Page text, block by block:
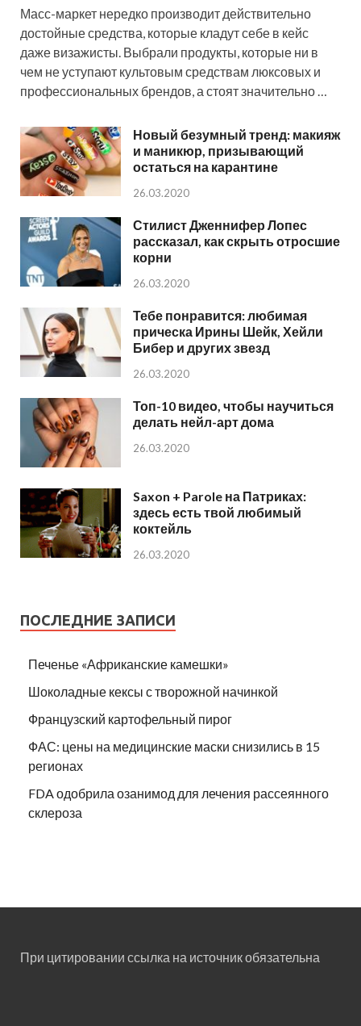
Масс-маркет нередко производит действительно
достойные средства, которые кладут себе в кейс
даже визажисты. Выбрали продукты, которые ни в
чем не уступают культовым средствам люксовых и
профессиональных брендов, а стоят значительно …
Новый безумный тренд: макияж
и маникюр, призывающий
остаться на карантине
26.03.2020
Стилист Дженнифер Лопес
рассказал, как скрыть отросшие
корни
26.03.2020
Тебе понравится: любимая
прическа Ирины Шейк, Хейли
Бибер и других звезд
26.03.2020
Топ-10 видео, чтобы научиться
делать нейл-арт дома
26.03.2020
Saxon + Parole на Патриках:
здесь есть твой любимый
коктейль
26.03.2020
ПОСЛЕДНИЕ ЗАПИСИ
Печенье «Африканские камешки»
Шоколадные кексы с творожной начинкой
Французский картофельный пирог
ФАС: цены на медицинские маски снизились в 15
регионах
FDA одобрила озанимод для лечения рассеянного
склероза
При цитировании ссылка на источник обязательна